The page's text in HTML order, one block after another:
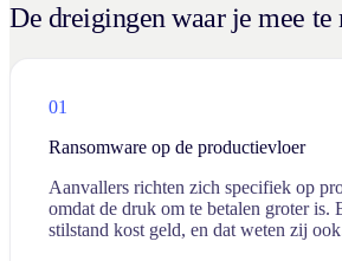
De dreigingen waar je mee te
01
Ransomware op de productievloer
Aanvallers richten zich specifiek op
omdat de druk om te betalen groter is.
stilstand kost geld, en dat weten zij